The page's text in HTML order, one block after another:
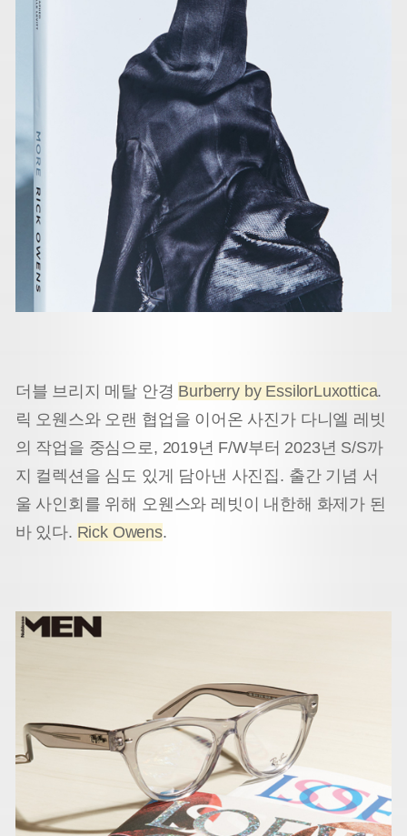
더블 브리지 메탈 안경 Burberry by EssilorLuxottica.
릭 오웬스와 오랜 협업을 이어온 사진가 다니엘 레빗
의 작업을 중심으로, 2019년 F/W부터 2023년 S/S까
지 컬렉션을 심도 있게 담아낸 사진집. 출간 기념 서
울 사인회를 위해 오웬스와 레빗이 내한해 화제가 된
바 있다. Rick Owens.